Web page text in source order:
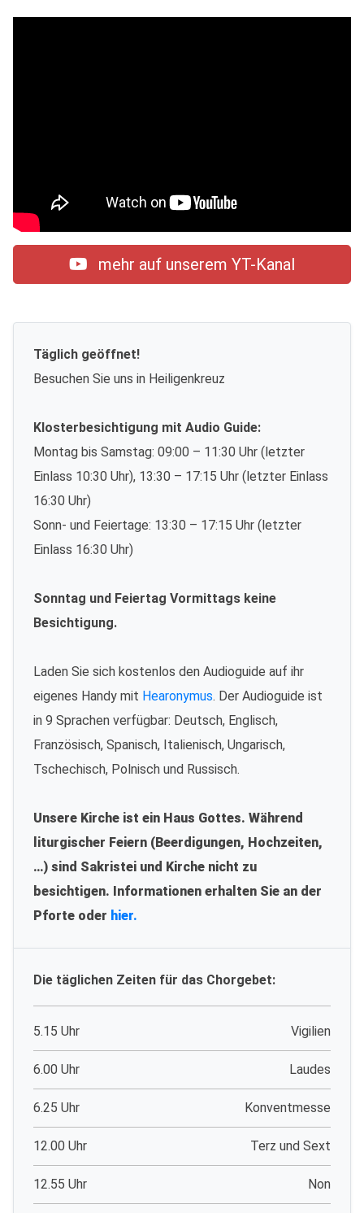
mehr auf unserem YT-Kanal
Täglich geöffnet!
Besuchen Sie uns in Heiligenkreuz
Klosterbesichtigung mit Audio Guide:
Montag bis Samstag: 09:00 – 11:30 Uhr (letzter
Einlass 10:30 Uhr), 13:30 – 17:15 Uhr (letzter Einlass
16:30 Uhr)
Sonn- und Feiertage: 13:30 – 17:15 Uhr (letzter
Einlass 16:30 Uhr)
Sonntag und Feiertag Vormittags keine
Besichtigung.
Laden Sie sich kostenlos den Audioguide auf ihr
eigenes Handy mit Hearonymus. Der Audioguide ist
in 9 Sprachen verfügbar: Deutsch, Englisch,
Französisch, Spanisch, Italienisch, Ungarisch,
Tschechisch, Polnisch und Russisch.
Unsere Kirche ist ein Haus Gottes. Während
liturgischer Feiern (Beerdigungen, Hochzeiten,
…) sind Sakristei und Kirche nicht zu
besichtigen. Informationen erhalten Sie an der
Pforte oder hier.
Die täglichen Zeiten für das Chorgebet:
5.15 Uhr Vigilien
6.00 Uhr Laudes
6.25 Uhr Konventmesse
12.00 Uhr Terz und Sext
12.55 Uhr Non